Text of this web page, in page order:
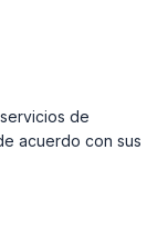
de
acuerdo con sus